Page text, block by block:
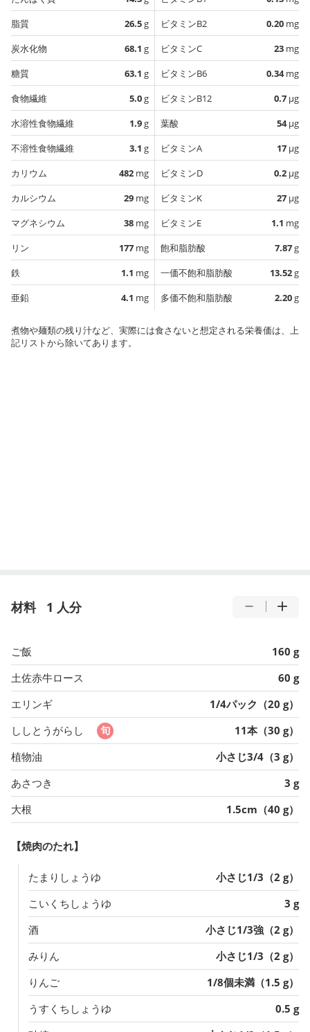
脂質
26.5g
炭水化物
68.1 g
糖質
63.1 g
食物繊維
5.0g
水溶性食物繊維
1.9g
不溶性食物繊維
3.1 g
カリウム
482 mg
カルシウム
29 mg
マグネシウム
38 mg
リン
177 mg
鉄
1.1 mg
亜鉛
4.1 mg
ビタミンB2
0.20 mg
ビタミンC
23 mg
ビタミンB6
0.34mg
ビタミンB12
0.7 µg
葉酸
54µg
ビタミンA
17 µg
ビタミンD
0.2 µg
ビタミンK
27 µg
ビタミンE
1.1 mg
飽和脂肪酸
7.87g
一価不飽和脂肪酸
13.52g
多価不飽和脂肪酸
2.20g
煮物や麺類の残り汁など、実際には食さないと想定される栄養価は、上
記リストから除いてあります。
材料 1 人分
ご飯
160 g
土佐赤牛ロース
60 g
エリンギ
1/4パック（20 g）
ししとうがらし
11本（30 g）
植物油
小さじ3/4（3 g）
あさつき
3 g
大根
1.5cm（40 g）
【焼肉のたれ】
たまりしょうゆ
小さじ1/3（2 g）
こいくちしょうゆ
3 g
酒
小さじ1/3強（2 g）
みりん
小さじ1/3（2 g）
りんご
1/8個未満（1.5 g）
うすくちしょうゆ
0.5 g